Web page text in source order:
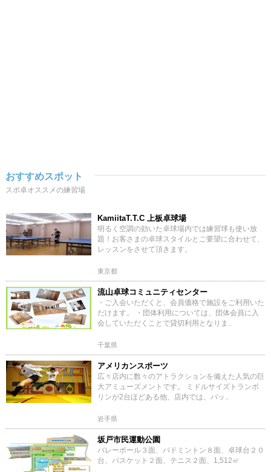
おすすめスポット
スポ卓オススメの練習場
KamiitaT.T.C 上板卓球場
明るく空調の効いた卓球場内では練習球も使い放
題！お客さまの卓球スタイルとご要望に合わせて、
レッスンをさせて頂きます。
東京都
流山卓球コミュニティセンター
・ご入会いただくと、会員価格で施設をご利用いた
だけます。 ・団体利用については、団体会員に入
会していただくことで貸切利用となりま..
千葉県
アメリカンスポーツ
広々店内に数々のアトラクションを備えた人気の巨
大アミューズメントです。 ミドルサイズトランポ
リンが2台ほどある他、店内では、バッ..
岩手県
坂戸市民運動公園
バレーボール３面、バドミントン８面、卓球台２０
台、バスケット２面、テニス２面、1,512㎡